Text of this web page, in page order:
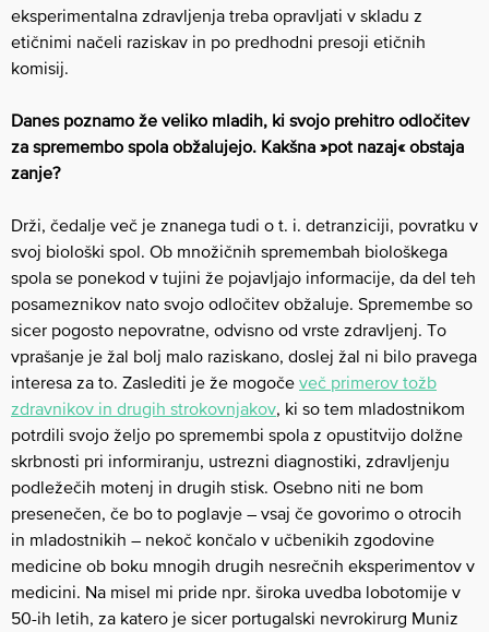
eksperimentalna zdravljenja treba opravljati v skladu z
etičnimi načeli raziskav in po predhodni presoji etičnih
komisij.
Danes poznamo že veliko mladih, ki svojo prehitro odločitev
za spremembo spola obžalujejo. Kakšna »pot nazaj« obstaja
zanje?
Drži, čedalje več je znanega tudi o t. i. detranziciji, povratku v
svoj biološki spol. Ob množičnih spremembah biološkega
spola se ponekod v tujini že pojavljajo informacije, da del teh
posameznikov nato svojo odločitev obžaluje. Spremembe so
sicer pogosto nepovratne, odvisno od vrste zdravljenj. To
vprašanje je žal bolj malo raziskano, doslej žal ni bilo pravega
interesa za to. Zaslediti je že mogoče več primerov tožb
zdravnikov in drugih strokovnjakov , ki so tem mladostnikom
potrdili svojo željo po spremembi spola z opustitvijo dolžne
skrbnosti pri informiranju, ustrezni diagnostiki, zdravljenju
podležečih motenj in drugih stisk. Osebno niti ne bom
presenečen, če bo to poglavje – vsaj če govorimo o otrocih
in mladostnikih – nekoč končalo v učbenikih zgodovine
medicine ob boku mnogih drugih nesrečnih eksperimentov v
medicini. Na misel mi pride npr. široka uvedba lobotomije v
50-ih letih, za katero je sicer portugalski nevrokirurg Muniz